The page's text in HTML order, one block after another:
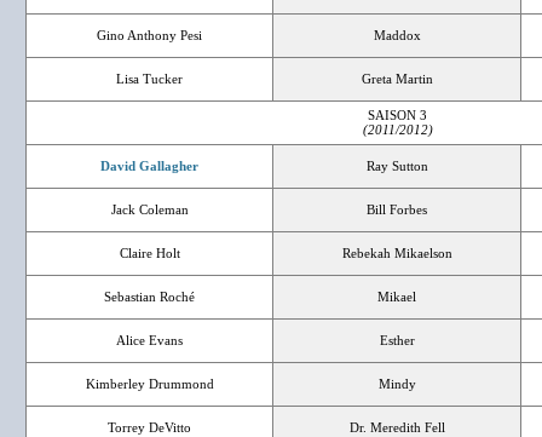
Gino Anthony Pesi Maddox
Lisa Tucker Greta Martin
SAISON 3
(2011/2012)
David Gallagher Ray Sutton
Jack Coleman Bill Forbes
Claire Holt Rebekah Mikaelson
Sebastian Roché Mikael
Alice Evans Esther
Kimberley Drummond Mindy
Torrey DeVitto Dr. Meredith Fell